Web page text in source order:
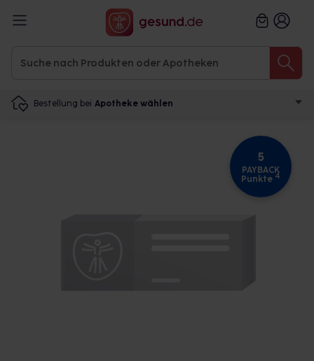
Bestellung bei Apotheke wählen
5
PAYBACK
Punkte 4